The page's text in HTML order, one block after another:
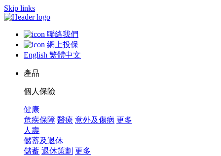
Skip links
聯絡我們
網上投保
English 繁體中文
產品
個人保險
健康
危疾保障 醫療 意外及傷病 更多
人壽
儲蓄及退休
儲蓄 退休策劃 更多